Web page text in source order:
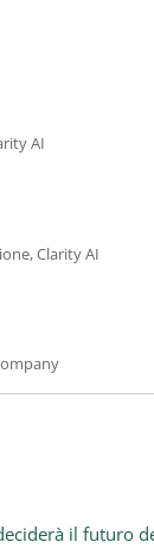
AI
Clarity AI
il futuro